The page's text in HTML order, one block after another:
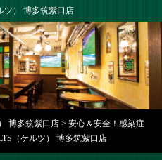
ツ） 博多筑紫口店
博多筑紫口店 >安心＆安全！感染症
（ケルツ） 博多筑紫口店